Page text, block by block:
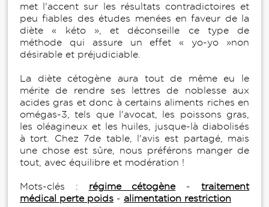
met l'accent sur les résultats contradictoires et
peu fiables des études menées en faveur de la
diète « kéto », et déconseille ce type de
méthode qui assure un effet « yo-yo »non
désirable et préjudiciable.
La diète cétogène aura tout de même eu le
mérite de rendre ses lettres de noblesse aux
acides gras et donc à certains aliments riches en
omégas-3, tels que l'avocat, les poissons gras,
les oléagineux et les huiles, jusque-là diabolisés
à tort. Chez 7de table, l'avis est partagé, mais
une chose est sûre, nous préférons manger de
tout, avec équilibre et modération !
Mots-clés : régime cétogène-traitement
médical perte poids - alimentation restriction